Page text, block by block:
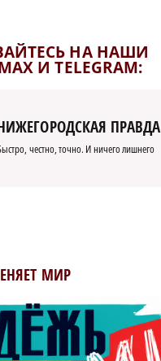
НА НАШИ
И TELEGRAM:
ПРАВДА
честно, точно. И ничего лишнего
МИР